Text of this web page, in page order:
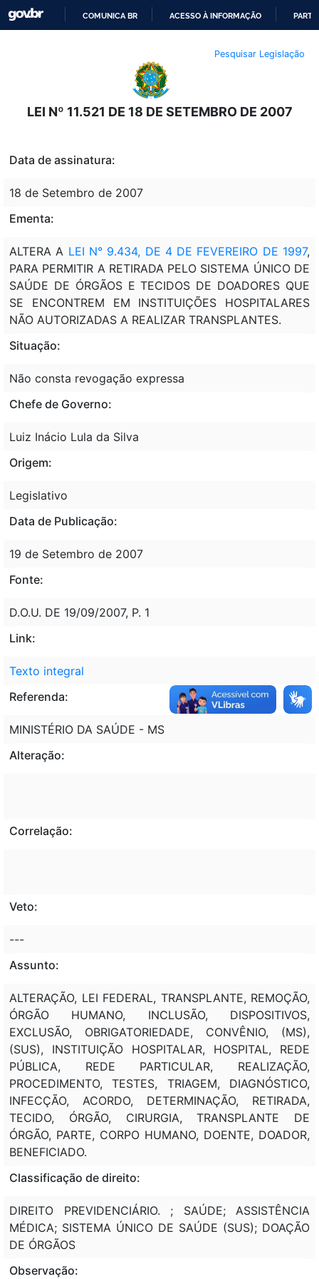
O
CONTEÚDO
COMUNICA BR ACESSO À INFORMAÇÃO
Pesquisar Legislação
LEI Nº 11.521 DE 18 DE SETEMBRO DE 2007
Data de assinatura:
18 de Setembro de 2007
Ementa:
ALTERA A LEI N° 9.434, DE 4 DE FEVEREIRO DE 1997,
PARA PERMITIR A RETIRADA PELO SISTEMA ÚNICO DE
SAÚDE DE ÓRGÃOS E TECIDOS DE DOADORES QUE
SE ENCONTREM EM INSTITUIÇÕES HOSPITALARES
NÃO AUTORIZADAS A REALIZAR TRANSPLANTES.
Situação:
Não consta revogação expressa
Chefe de Governo:
Luiz Inácio Lula da Silva
Origem:
Legislativo
Data de Publicação:
19 de Setembro de 2007
Fonte:
D.O.U. DE 19/09/2007, P. 1
Link:
Texto integral
Referenda:
MINISTÉRIO DA SAÚDE - MS
Alteração:
Correlação:
Veto:
---
Assunto:
ALTERAÇÃO, LEI FEDERAL, TRANSPLANTE, REMOÇÃO,
ÓRGÃO HUMANO, INCLUSÃO, DISPOSITIVOS,
EXCLUSÃO, OBRIGATORIEDADE, CONVÊNIO, (MS),
(SUS), INSTITUIÇÃO HOSPITALAR, HOSPITAL, REDE
PÚBLICA, REDE PARTICULAR, REALIZAÇÃO,
PROCEDIMENTO, TESTES, TRIAGEM, DIAGNÓSTICO,
INFECÇÃO, ACORDO, DETERMINAÇÃO, RETIRADA,
TECIDO, ÓRGÃO, CIRURGIA, TRANSPLANTE DE
ÓRGÃO, PARTE, CORPO HUMANO, DOENTE, DOADOR,
BENEFICIADO.
Classificação de direito:
DIREITO PREVIDENCIÁRIO. ; SAÚDE; ASSISTÊNCIA
MÉDICA; SISTEMA ÚNICO DE SAÚDE (SUS); DOAÇÃO
DE ÓRGÃOS
Observação: